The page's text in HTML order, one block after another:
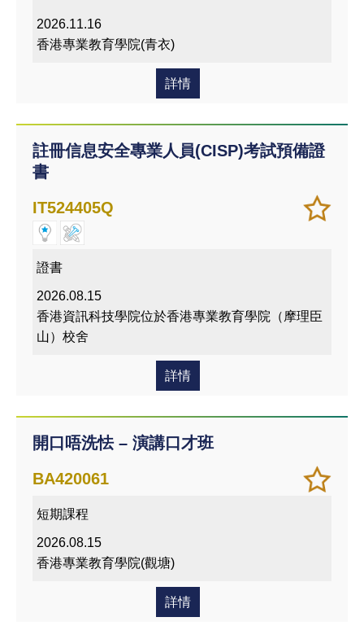
2026.11.16
香港專業教育學院(青衣)
詳情
註冊信息安全專業人員(CISP)考試預備證
書
加
入/
儲存
課程
IT524405Q
證書
2026.08.15
香港資訊科技學院位於香港專業教育學院（摩理臣
山）校舍
詳情
開口唔洗怯 – 演講口才班
加
入/
儲存
課程
BA420061
短期課程
2026.08.15
香港專業教育學院(觀塘)
詳情